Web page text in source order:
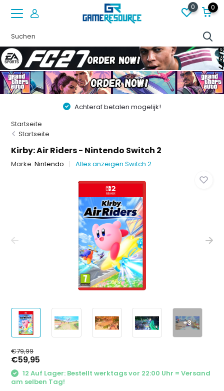
0 0
Achteraf betalen mogelijk!
Startseite
Startseite
Kirby: Air Riders - Nintendo Switch 2
Marke:Nintendo Alles anzeigen Switch 2
+3
€79,99
€59,95
12 Auf Lager: Bestellt werktags vor 22:00 Uhr = Versand
am selben Tag!